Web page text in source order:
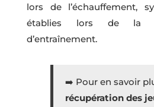
lors de l’échauffement,
établies lors de la
d’entraînement.
➡️ Pour en savoir
récupération des